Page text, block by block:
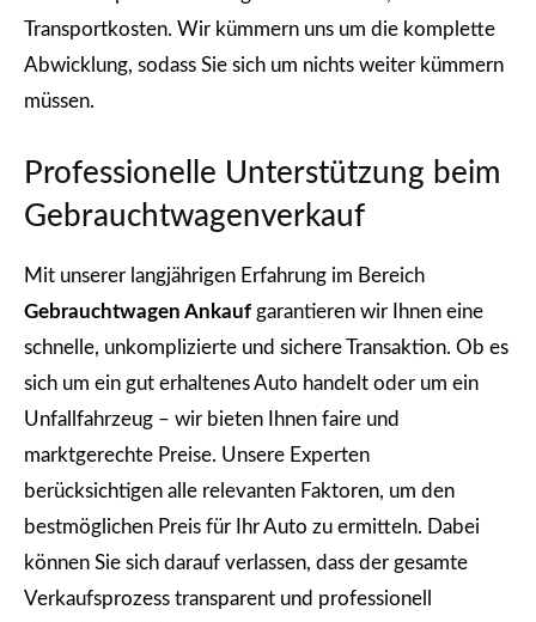
Transportkosten. Wir kümmern uns um die komplette
Abwicklung, sodass Sie sich um nichts weiter kümmern
müssen.
Professionelle Unterstützung beim
Gebrauchtwagenverkauf
Mit unserer langjährigen Erfahrung im Bereich
Gebrauchtwagen Ankauf garantieren wir Ihnen eine
schnelle, unkomplizierte und sichere Transaktion. Ob es
sich um ein gut erhaltenes Auto handelt oder um ein
Unfallfahrzeug – wir bieten Ihnen faire und
marktgerechte Preise. Unsere Experten
berücksichtigen alle relevanten Faktoren, um den
bestmöglichen Preis für Ihr Auto zu ermitteln. Dabei
können Sie sich darauf verlassen, dass der gesamte
Verkaufsprozess transparent und professionell